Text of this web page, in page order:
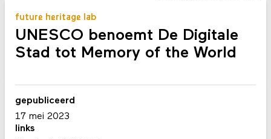
future heritage lab
UNESCO benoemt De Digitale
Stad tot Memory of the World
gepubliceerd
17 mei 2023
links